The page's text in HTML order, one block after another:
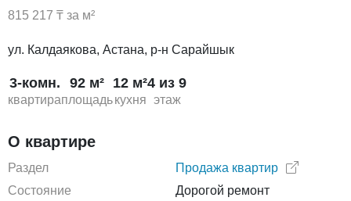
815 217 ₸ за м²
ул. Калдаякова, Астана, р-н Сарайшык
3-комн.
квартира
92 м²
площадь
12 м²
кухня
4 из 9
этаж
О квартире
Раздел
Продажа квартир
Состояние
Дорогой ремонт